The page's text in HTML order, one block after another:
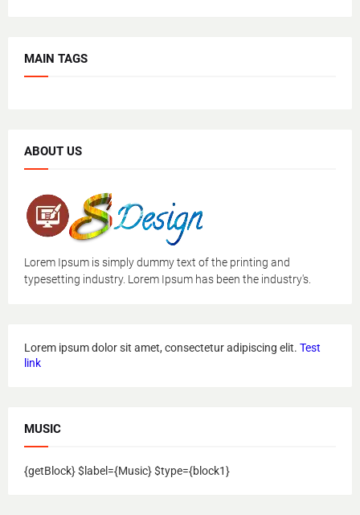
MAIN TAGS
ABOUT US
Lorem Ipsum is simply dummy text of the printing and
typesetting industry. Lorem Ipsum has been the industry's.
Lorem ipsum dolor sit amet, consectetur adipiscing elit. Test
link
MUSIC
{getBlock} $label={Music} $type={block1}